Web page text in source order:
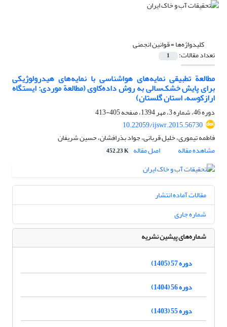
کلیدواژه‌ها =قوانین انجمنی
تعداد مقالات: 1
مطالعة تطبیقی نمایه‌های هواشناسی با نمایه‌های هیدرولوژیکی
برای پایش خشک‌سالی به روش داده‌کاوی (مطالعة موردی: ایستگاه
ارازکوسه، استان گلستان)
دوره 46، شماره 3، مهر 1394، صفحه
405-413
10.22059/ijswr.2015.56730
فاطمه تیموری، خلیل قربانی، جواد بذرافشان، حسین شریفان
مشاهده مقاله
اصل مقاله 452.23 K
مقالات آماده انتشار
شماره جاری
شماره‌های پیشین نشریه
دوره 57 (1405)
دوره 56 (1404)
دوره 55 (1403)